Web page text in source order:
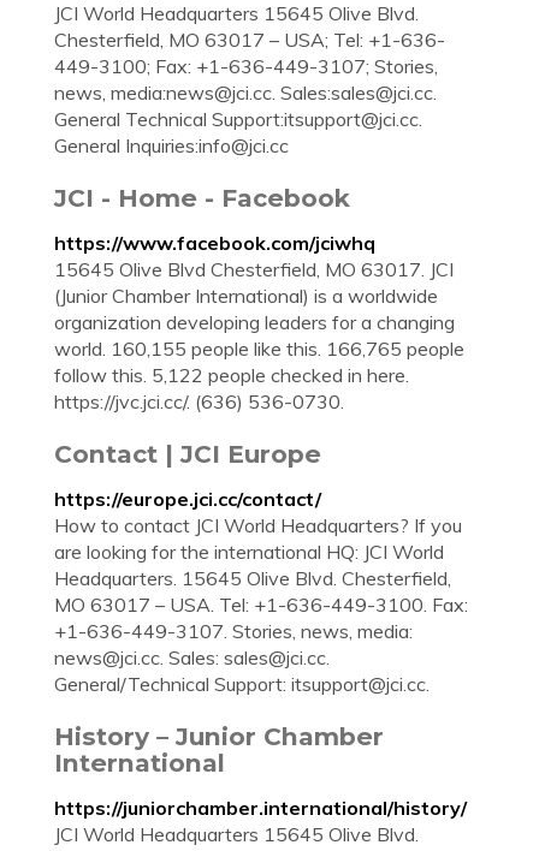
JCI World Headquarters 15645 Olive Blvd.
Chesterfield, MO 63017 – USA; Tel: +1-636-
449-3100; Fax: +1-636-449-3107; Stories,
news, media:news@jci.cc. Sales:sales@jci.cc.
General Technical Support:itsupport@jci.cc.
General Inquiries:info@jci.cc
JCI - Home - Facebook
https://www.facebook.com/jciwhq
15645 Olive Blvd Chesterfield, MO 63017. JCI
(Junior Chamber International) is a worldwide
organization developing leaders for a changing
world. 160,155 people like this. 166,765 people
follow this. 5,122 people checked in here.
https://jvc.jci.cc/. (636) 536-0730.
Contact | JCI Europe
https://europe.jci.cc/contact/
How to contact JCI World Headquarters? If you
are looking for the international HQ: JCI World
Headquarters. 15645 Olive Blvd. Chesterfield,
MO 63017 – USA. Tel: +1-636-449-3100. Fax:
+1-636-449-3107. Stories, news, media:
news@jci.cc. Sales: sales@jci.cc.
General/Technical Support: itsupport@jci.cc.
History – Junior Chamber
International
https://juniorchamber.international/history/
JCI World Headquarters 15645 Olive Blvd.